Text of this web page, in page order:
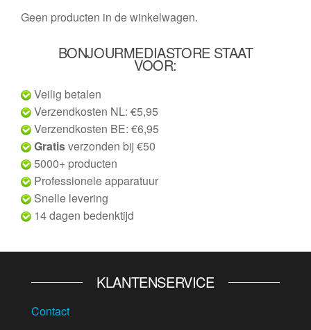
Geen producten in de winkelwagen.
BONJOURMEDIASTORE STAAT
VOOR:
Veilig betalen
Verzendkosten NL: €5,95
Verzendkosten BE: €6,95
Gratisverzonden bij €50
5000+ producten
Professionele apparatuur
Snelle levering
14 dagen bedenktijd
KLANTENSERVICE
Contact